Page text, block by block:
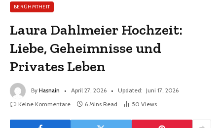
BERÜHMTHEIT
Laura Dahlmeier Hochzeit:
Liebe, Geheimnisse und
Privates Leben
By Hasnain April 27, 2026 Updated: Juni 17, 2026
Keine Kommentare
6 Mins Read 50 Views